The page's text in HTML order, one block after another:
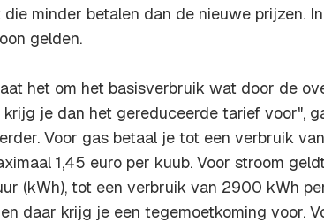
minder betalen dan de nieuwe prijzen.
gelden.
het om het basisverbruik wat door de
je dan het gereduceerde tarief voor",
Voor gas betaal je tot een verbruik
1,45 euro per kuub. Voor stroom
(kWh), tot een verbruik van 2900 kWh
daar krijg je een tegemoetkoming voor.